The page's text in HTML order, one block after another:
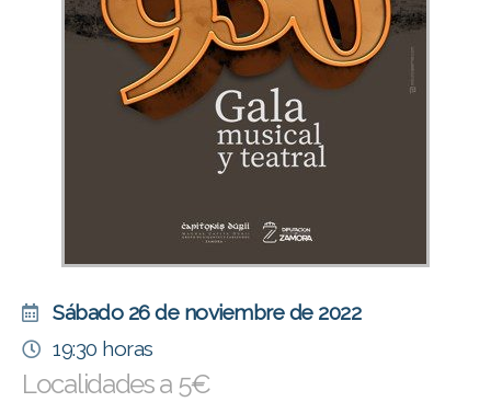
Sábado 26 de noviembre de 2022
19:30 horas
Localidades a 5€